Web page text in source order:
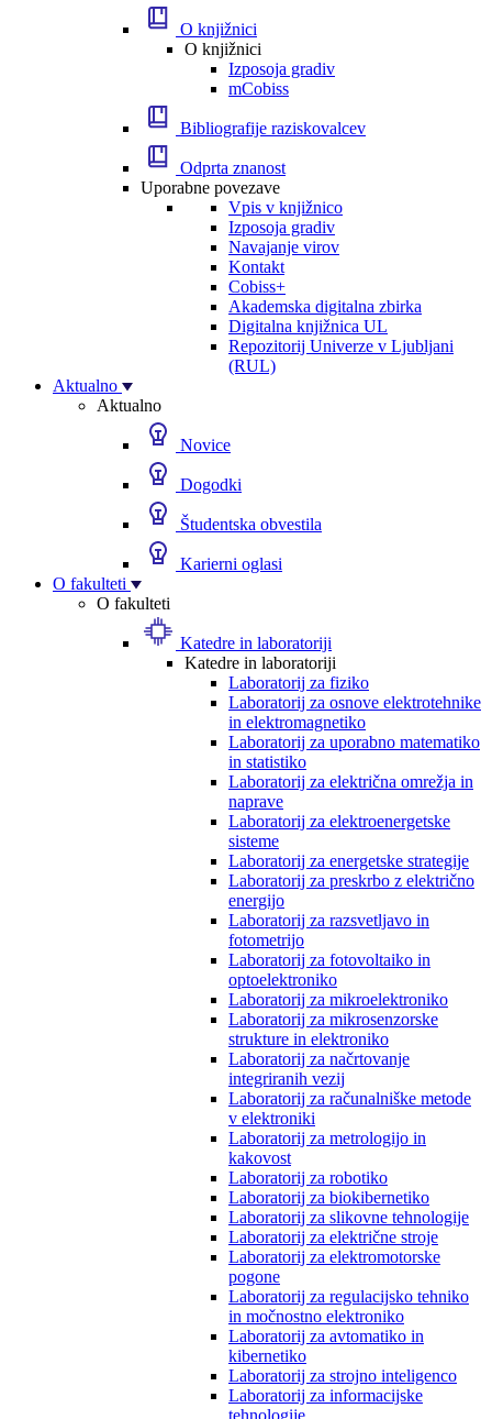
O knjižnici
O knjižnici
Izposoja gradiv
mCobiss
Bibliografije raziskovalcev
Odprta znanost
Uporabne povezave
Vpis v knjižnico
Izposoja gradiv
Navajanje virov
Kontakt
Cobiss+
Akademska digitalna zbirka
Digitalna knjižnica UL
Repozitorij Univerze v Ljubljani
(RUL)
Aktualno
Aktualno
Novice
Dogodki
Študentska obvestila
Karierni oglasi
O fakulteti
O fakulteti
Katedre in laboratoriji
Katedre in laboratoriji
Laboratorij za fiziko
Laboratorij za osnove elektrotehnike
in elektromagnetiko
Laboratorij za uporabno matematiko
in statistiko
Laboratorij za električna omrežja in
naprave
Laboratorij za elektroenergetske
sisteme
Laboratorij za energetske strategije
Laboratorij za preskrbo z električno
energijo
Laboratorij za razsvetljavo in
fotometrijo
Laboratorij za fotovoltaiko in
optoelektroniko
Laboratorij za mikroelektroniko
Laboratorij za mikrosenzorske
strukture in elektroniko
Laboratorij za načrtovanje
integriranih vezij
Laboratorij za računalniške metode
v elektroniki
Laboratorij za metrologijo in
kakovost
Laboratorij za robotiko
Laboratorij za biokibernetiko
Laboratorij za slikovne tehnologije
Laboratorij za električne stroje
Laboratorij za elektromotorske
pogone
Laboratorij za regulacijsko tehniko
in močnostno elektroniko
Laboratorij za avtomatiko in
kibernetiko
Laboratorij za strojno inteligenco
Laboratorij za informacijske
tehnologije